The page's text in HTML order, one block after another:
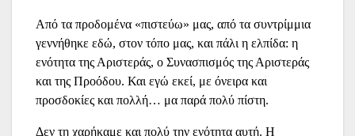
Από τα προδομένα «πιστεύω» μας, από τα συντρίμμια
γεννήθηκε εδώ, στον τόπο μας, και πάλι η ελπίδα: η
ενότητα της Αριστεράς, ο Συνασπισμός της Αριστεράς
και της Προόδου. Και εγώ εκεί, με όνειρα και
προσδοκίες και πολλή… μα παρά πολύ πίστη.
Δεν τη χαρήκαμε και πολύ την ενότητα αυτή. Η